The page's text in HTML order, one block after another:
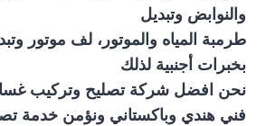
والنوابض وتبديل
طرمبة المياه والموتور، لف موتور
بخبرات أجنبية لذلك
نحن افضل شركة تصليح وتركيب
فني هندي وباكستاني ونؤمن خدمة